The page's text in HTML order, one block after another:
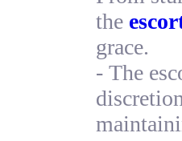
the
grace.
- The